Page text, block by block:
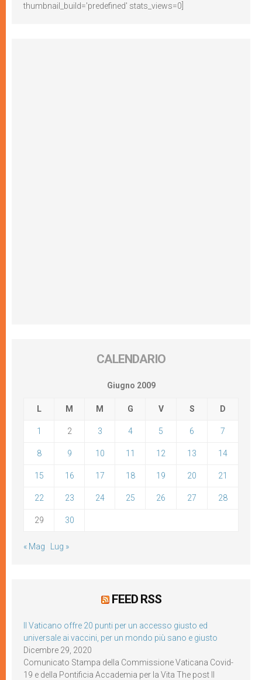
thumbnail_build='predefined' stats_views=0]
CALENDARIO
Giugno 2009
L M M G V S D
1 2 3 4 5 6 7
8 9 10 11 12 13 14
15 16 17 18 19 20 21
22 23 24 25 26 27 28
29 30
« Mag Lug »
FEED RSS
Il Vaticano offre 20 punti per un accesso giusto ed
universale ai vaccini, per un mondo più sano e giusto
Dicembre 29, 2020
Comunicato Stampa della Commissione Vaticana Covid-
19 e della Pontificia Accademia per la Vita The post Il